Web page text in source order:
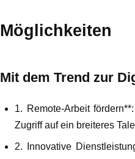
Möglichkeiten
Mit dem Trend zur
1. Remote-Arbeit
Zugriff auf ein breiteres
2. Innovative